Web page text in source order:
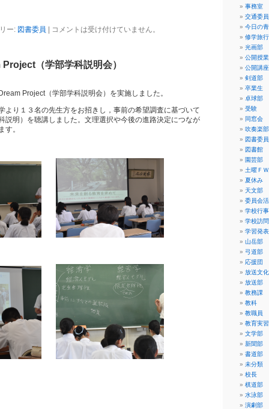
ー: 図書委員 コメントは受け付けていません。
（学部学科説明会）
Project（学部学科説明会）を実施しました。
より１３名の先生方をお招きし，事前の希望調査に基づいて
説明）を聴講しました。文理選択や今後の進路決定につなが
す。
事務室
交通委員
今日の
修学旅行
光画部
公開授業
公開講座
剣道部
卒業生
卓球部
受験
同窓会
吹奏楽部
図書委員
図書館
園芸部
土曜Ｆ
夏休み
天文部
委員会
学校行事
学校訪問
学習発
山岳部
弓道部
応援団
放送文
放送部
教務課
教科
教職員
教育実習
文学部
新聞部
書道部
未分類
校長
棋道部
水泳部
演劇部